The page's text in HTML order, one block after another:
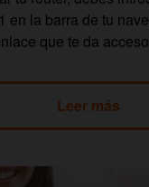
en la barra de tu
que te da
Leer más